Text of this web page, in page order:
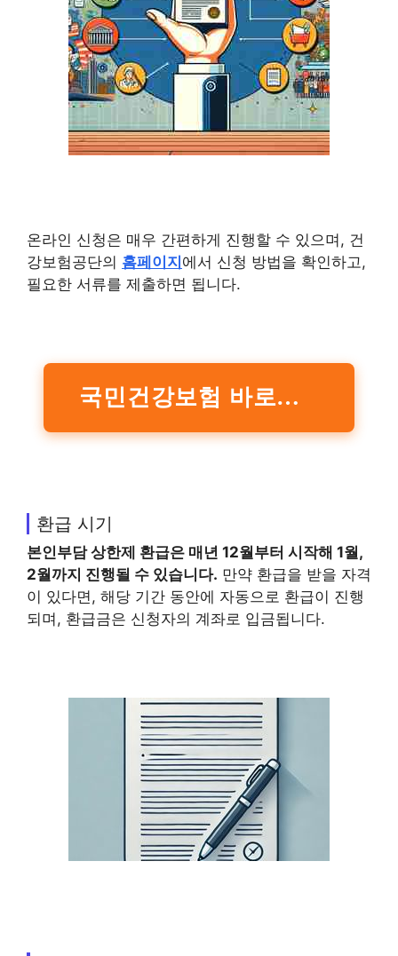
온라인 신청은 매우 간편하게 진행할 수 있으며, 건
강보험공단의 홈페이지 에서 신청 방법을 확인하고,
필요한 서류를 제출하면 됩니다.
국민건강보험 바로가기
환급 시기
본인부담 상한제 환급은 매년 12월부터 시작해 1월,
2월까지 진행될 수 있습니다. 만약 환급을 받을 자격
이 있다면, 해당 기간 동안에 자동으로 환급이 진행
되며, 환급금은 신청자의 계좌로 입금됩니다.